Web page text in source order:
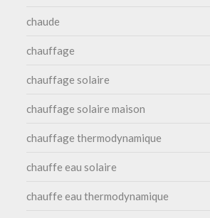
chaude
chauffage
chauffage solaire
chauffage solaire maison
chauffage thermodynamique
chauffe eau solaire
chauffe eau thermodynamique